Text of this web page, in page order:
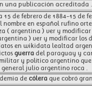
una publicación acreditada .
de febrero de 1884-15 de
nombre en español rufino
( argentina ) ver y
) ver y modificar
en wikidata lealtad
guerra del paraguay y
y político argentino
julio argentino roca .
de cólera que cobró